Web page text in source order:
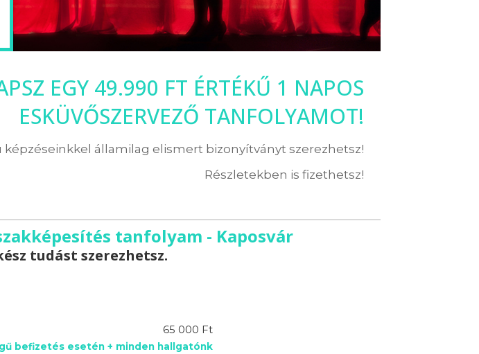
EGY 49.990 FT ÉRTÉKŰ 1 NAPOS
ESKÜVŐSZERVEZŐ TANFOLYAMOT!
képzéseinkkel államilag elismert bizonyítványt szerezhetsz!
Részletekben is fizethetsz!
tanfolyam - Kaposvár
tudást szerezhetsz.
65 000 Ft
befizetés esetén + minden hallgatónk